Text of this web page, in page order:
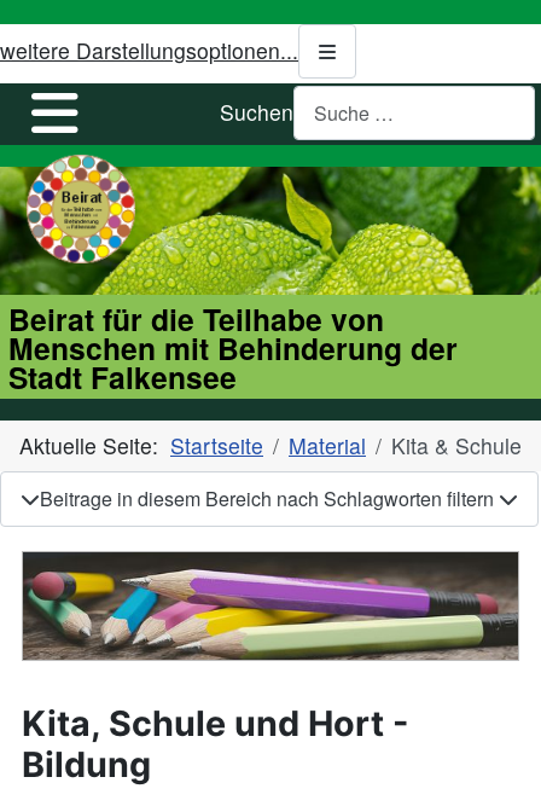
weitere Darstellungsoptionen...
Suchen
Beirat für die Teilhabe von
Menschen mit Behinderung der
Stadt Falkensee
Aktuelle Seite: Startseite Material Kita & Schule
Beitrage in diesem Bereich nach Schlagworten filtern
Kita, Schule und Hort -
Bildung